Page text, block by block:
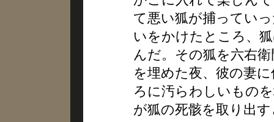
て悪い狐が捕ってい
いをかけたところ、
んだ。その狐を六右
を埋めた夜、彼の妻
ろに汚らわしいもの
が狐の死骸を取り出